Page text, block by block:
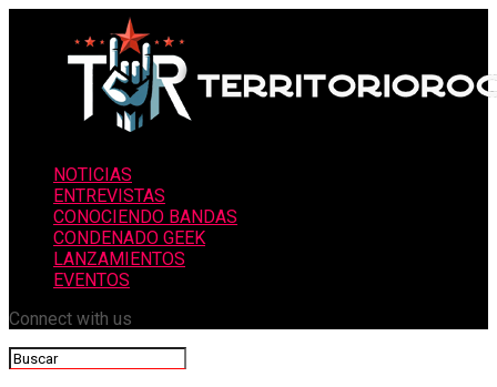
NOTICIAS
ENTREVISTAS
CONOCIENDO BANDAS
CONDENADO GEEK
LANZAMIENTOS
EVENTOS
Connect with us